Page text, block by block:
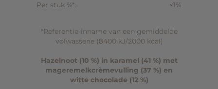
<1%
*Referentie-inname van een gemiddelde
volwassene (8400 kJ/2000 kcal)
Hazelnoot (10 %) in karamel (41 %) met
mageremelkcrèmevulling (37 %) en
witte chocolade (12 %)